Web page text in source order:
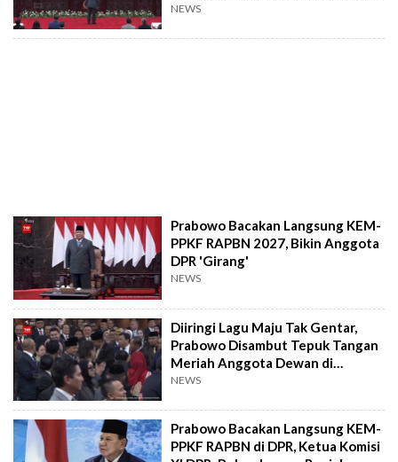
NEWS
Prabowo Bacakan Langsung KEM-
PPKF RAPBN 2027, Bikin Anggota
DPR 'Girang'
NEWS
Diiringi Lagu Maju Tak Gentar,
Prabowo Disambut Tepuk Tangan
Meriah Anggota Dewan di
Paripurna DPR
NEWS
Prabowo Bacakan Langsung KEM-
PPKF RAPBN di DPR, Ketua Komisi